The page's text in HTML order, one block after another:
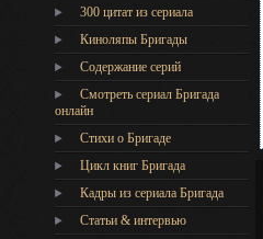
300 цитат из сериала
Киноляпы Бригады
Содержание серий
Смотреть сериал Бригада
онлайн
Стихи о Бригаде
Цикл книг Бригада
Кадры из сериала Бригада
Статьи & интервью